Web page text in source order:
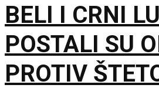
BELI I CRNI
POSTALI SU
PROTIV